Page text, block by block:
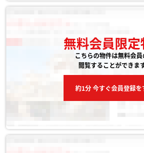
無料会員限
こちらの物件は無料会
閲覧することができます
約1分 今すぐ会員登録を